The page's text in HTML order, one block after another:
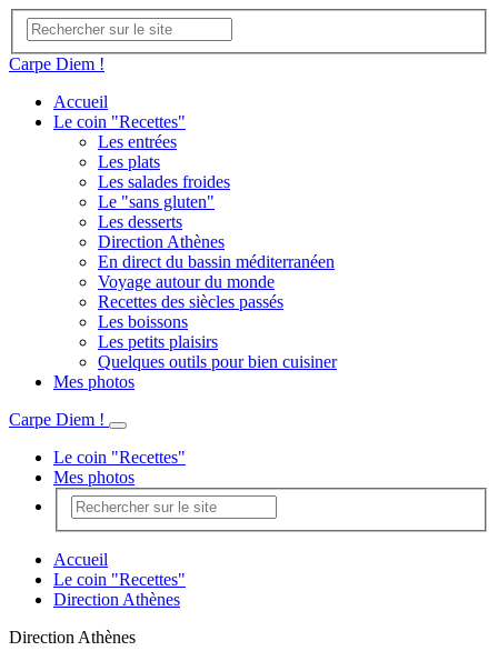
Carpe Diem !
Accueil
Le coin "Recettes"
Les entrées
Les plats
Les salades froides
Le "sans gluten"
Les desserts
Direction Athènes
En direct du bassin méditerranéen
Voyage autour du monde
Recettes des siècles passés
Les boissons
Les petits plaisirs
Quelques outils pour bien cuisiner
Mes photos
Carpe Diem !
Le coin "Recettes"
Mes photos
Accueil
Le coin "Recettes"
Direction Athènes
Direction Athènes